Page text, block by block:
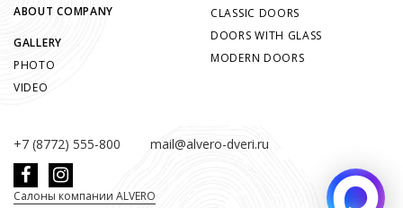
+7 (8772) 555-800 mail@alvero-dveri.ru
Салоны компании ALVERO
ABOUT COMPANY
GALLERY
PHOTO
VIDEO
CLASSIC DOORS
DOORS WITH GLASS
MODERN DOORS